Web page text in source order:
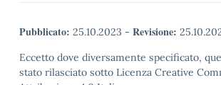
Pubblicato: 25.10.2023 - Revisione:
Eccetto dove diversamente specificato,
stato rilasciato sotto Licenza Creative